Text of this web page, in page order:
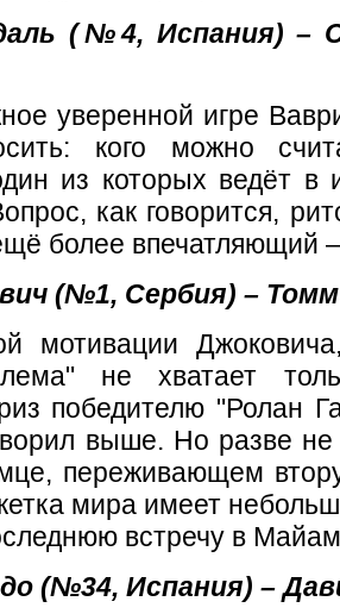
(№4, Испания) –
уверенной игре
кого можно
из которых ведёт в
как говорится,
более впечатляющий
(№1, Сербия) –
мотивации
не хватает
победителю "Ролан
выше. Но разве
переживающем
мира имеет
встречу в
(№34, Испания) –